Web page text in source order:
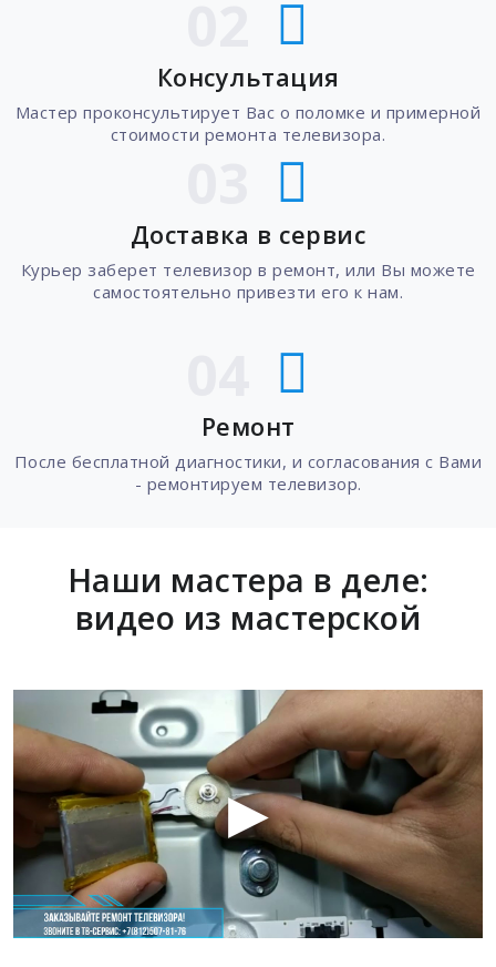
Консультация
Мастер проконсультирует Вас о поломке и примерной
стоимости ремонта телевизора.
Доставка в сервис
Курьер заберет телевизор в ремонт, или Вы можете
самостоятельно привезти его к нам.
Ремонт
После бесплатной диагностики, и согласования с Вами
- ремонтируем телевизор.
Наши мастера в деле:
видео из мастерской